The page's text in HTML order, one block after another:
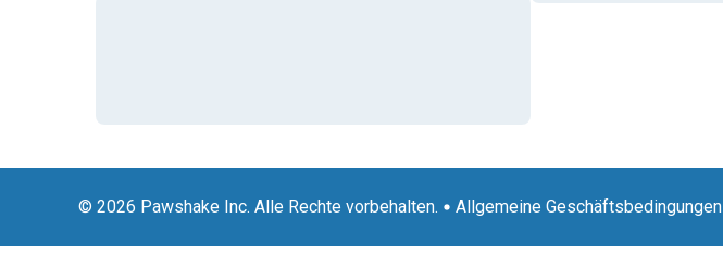
© 2026 Pawshake Inc. Alle Rechte vorbehalten. Allgemeine Geschäftsbedingungen